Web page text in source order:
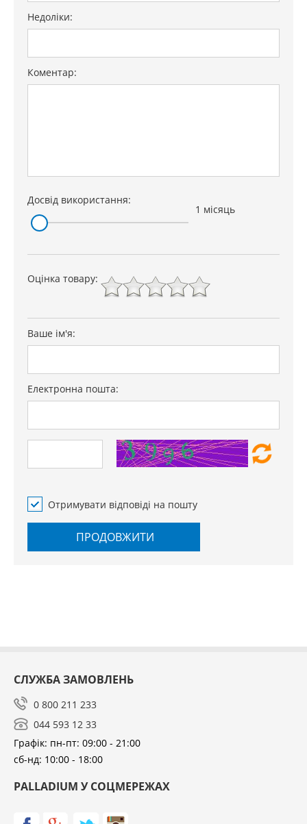
Недоліки:
Коментар:
Досвід використання:
1 місяць
Оцінка товару:
Ваше ім'я:
Електронна пошта:
Отримувати відповіді на пошту
ПРОДОВЖИТИ
СЛУЖБА ЗАМОВЛЕНЬ
0 800 211 233
044 593 12 33
Графік: пн-пт: 09:00 - 21:00
сб-нд: 10:00 - 18:00
PALLADIUM У СОЦМЕРЕЖАХ